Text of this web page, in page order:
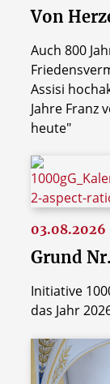
Von
Auch 800
Assisi
Jahre Franz
heute"
03.08.2026
Grund
Initiative
das Jahr